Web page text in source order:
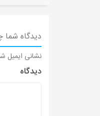
دیدگاه
نشانی ایمیل
دیدگاه